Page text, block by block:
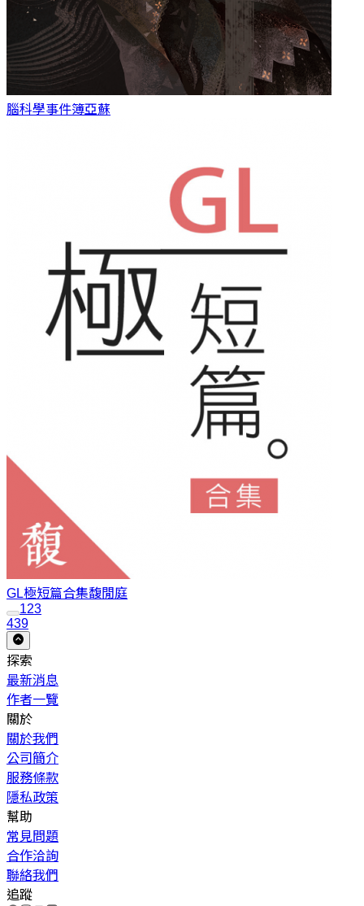
腦科學事件簿亞蘇
GL極短篇合集馥閒庭
123
439
探索
最新消息
作者一覽
關於
關於我們
公司簡介
服務條款
隱私政策
幫助
常見問題
合作洽詢
聯絡我們
追蹤